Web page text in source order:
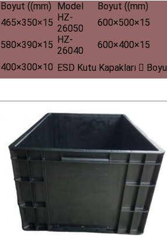
Boyut ((mm) Model Boyut ((mm)
465×350×15 HZ-
26050
600×500×15
580×390×15 HZ-
26040
600×400×15
400×300×10 ESD Kutu Kapakları 